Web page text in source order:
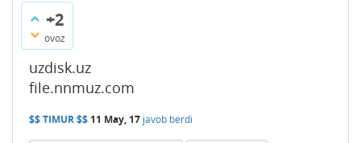
+2
ovoz
uzdisk.uz
file.nnmuz.com
$$ TIMUR $$ 11 May, 17 javob berdi